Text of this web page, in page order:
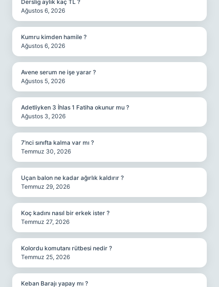
Derslig aylık kaç TL ?
Ağustos 6, 2026
Kumru kimden hamile ?
Ağustos 6, 2026
Avene serum ne işe yarar ?
Ağustos 5, 2026
Adetliyken 3 İhlas 1 Fatiha okunur mu ?
Ağustos 3, 2026
7’nci sınıfta kalma var mı ?
Temmuz 30, 2026
Uçan balon ne kadar ağırlık kaldırır ?
Temmuz 29, 2026
Koç kadını nasıl bir erkek ister ?
Temmuz 27, 2026
Kolordu komutanı rütbesi nedir ?
Temmuz 25, 2026
Keban Barajı yapay mı ?